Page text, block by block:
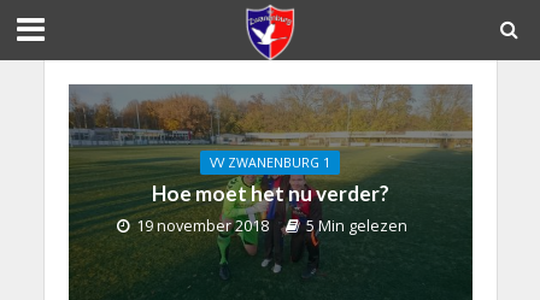
VV ZWANENBURG 1
Hoe moet het nu verder?
19 november 2018 5 Min gelezen